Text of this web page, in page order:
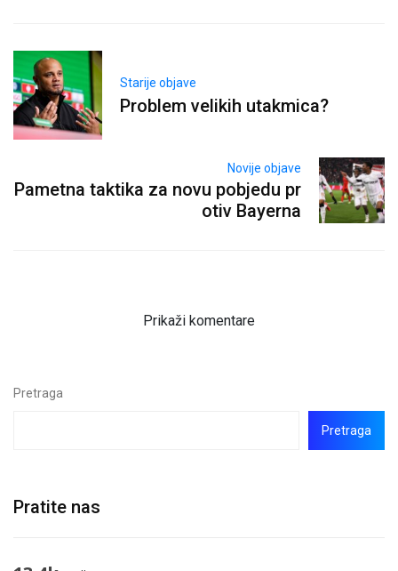
Starije objave
Problem velikih utakmica?
Novije objave
Pametna taktika za novu pobjedu pr
otiv Bayerna
Prikaži komentare
Pretraga
Pretraga
Pratite nas